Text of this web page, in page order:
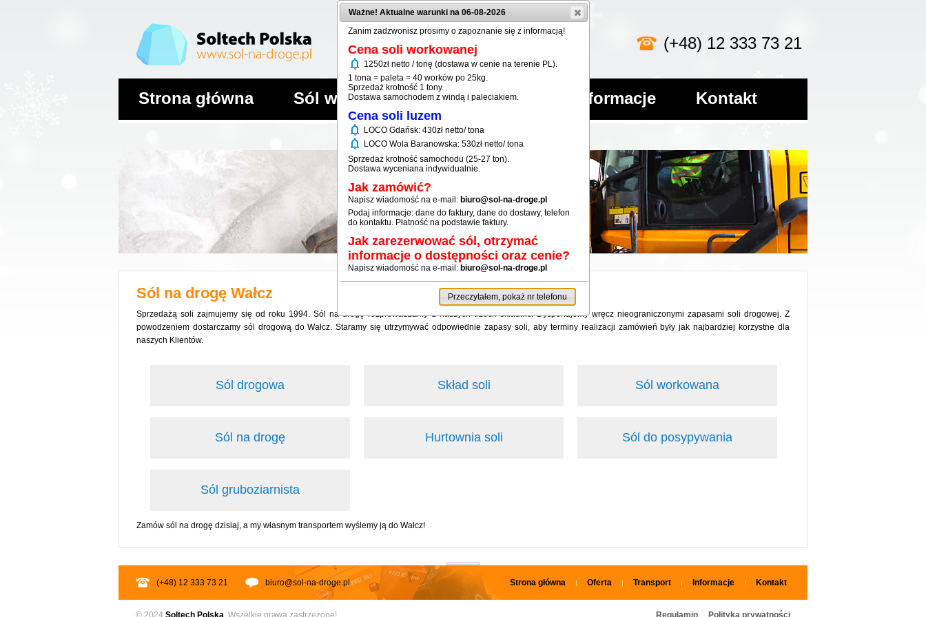
(+48) 12 333 73 21
Strona główna Sól workowana Sól luzem Informacje Kontakt
Sól na drogę Wałcz
Sprzedażą soli zajmujemy się od roku 1994. Sól na drogę rozprowadzamy z naszych trzech składnic. Dysponujemy wręcz nieograniczonymi zapasami soli drogowej. Z
powodzeniem dostarczamy sól drogową do Wałcz. Staramy się utrzymywać odpowiednie zapasy soli, aby terminy realizacji zamówień były jak najbardziej korzystne dla
naszych Klientów.
Sól drogowa Skład soli Sól workowana
Sól na drogę Hurtownia soli Sól do posypywania
Sól gruboziarnista
Zamów sól na drogę dzisiaj, a my własnym transportem wyślemy ją do Wałcz!
(+48) 12 333 73 21 biuro@sol-na-droge.pl Strona główna Oferta Transport Informacje Kontakt
© 2024 Soltech Polska . Wszelkie prawa zastrzeżone! Regulamin Polityka prywatności
Ważne! Aktualne warunki na 06-08-2026
Zanim zadzwonisz prosimy o zapoznanie się z informacją!
Cena soli workowanej
notifications 1250zł netto / tonę (dostawa w cenie na terenie PL).
1 tona = paleta = 40 worków po 25kg.
Sprzedaż krotność 1 tony.
Dostawa samochodem z windą i paleciakiem.
Cena soli luzem
notifications LOCO Gdańsk: 430zł netto/ tona
notifications LOCO Wola Baranowska: 530zł netto/ tona
Sprzedaż krotność samochodu (25-27 ton).
Dostawa wyceniana indywidualnie.
Jak zamówić?
Napisz wiadomość na e-mail: biuro@sol-na-droge.pl
Podaj informacje: dane do faktury, dane do dostawy, telefon
do kontaktu. Płatność na podstawie faktury.
Jak zarezerwować sól, otrzymać
informacje o dostępności oraz cenie?
Napisz wiadomość na e-mail: biuro@sol-na-droge.pl
Przeczytałem, pokaż nr telefonu